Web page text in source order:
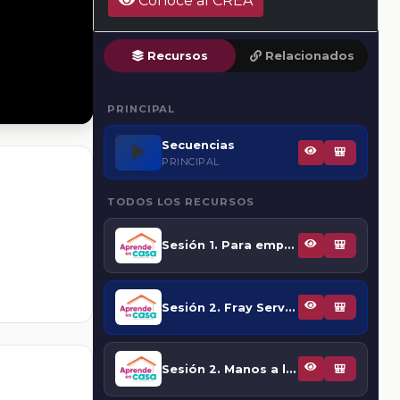
Recursos Relacionados
PRINCIPAL
▶️ Secuencias
PRINCIPAL
🎒
TODOS LOS RECURSOS
Sesión 1. Para empezar 🎒
Sesión 2. Fray Servando Teresa de Mier, precursor del liberalismo 🎒
Sesión 2. Manos a la obra. El Imperio de Iturbide 🎒